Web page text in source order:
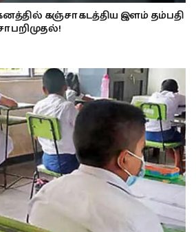
கஞ்சா கடத்திய இளம் தம்பதி
பறிமுதல்!